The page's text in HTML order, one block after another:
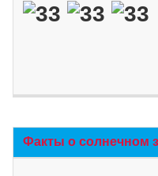
Факты о солнечном